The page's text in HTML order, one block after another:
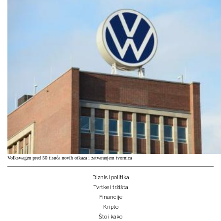
Volkswagen pred 50 tisuća novih otkaza i zatvaranjem tvornica
Biznis i politika
Tvrtke i tržišta
Financije
Kripto
Što i kako